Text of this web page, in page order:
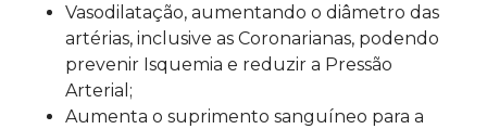
Vasodilatação, aumentando o diâmetro das
artérias, inclusive as Coronarianas, podendo
prevenir Isquemia e reduzir a Pressão
Arterial;
Aumenta o suprimento sanguíneo para a